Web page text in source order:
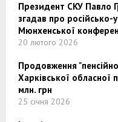
Президент СКУ Павло
згадав про російсько-
Мюнхенської
20 лютого 2026
Продовження
Харківської
млн. грн
25 січня 2026